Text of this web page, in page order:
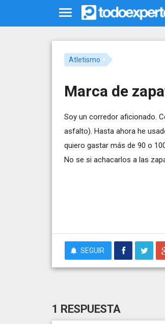
Atletismo
Marca de
Soy un corredor aficionado.
asfalto). Hasta ahora he
quiero gastar más de 90 o
No se si achacarlos a las
SEGUIR
1 RESPUESTA